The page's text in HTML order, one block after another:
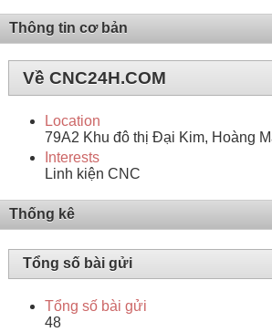
Thông tin cơ bản
Về CNC24H.COM
Location
79A2 Khu đô thị Đại Kim, Hoàng
Interests
Linh kiện CNC
Thống kê
Tổng số bài gửi
Tổng số bài gửi
48